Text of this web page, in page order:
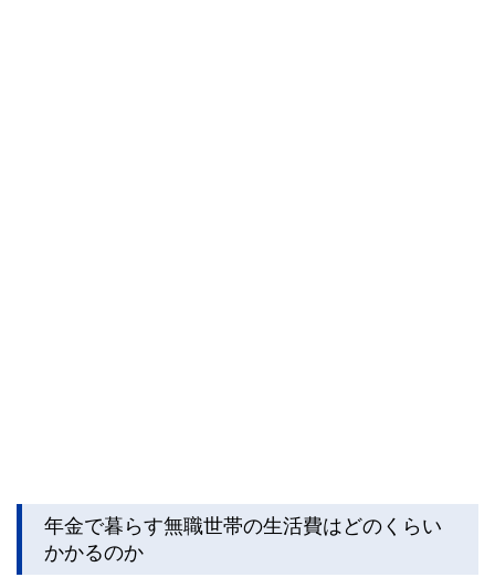
年金で暮らす無職世帯の生活費はどのくらい
かかるのか